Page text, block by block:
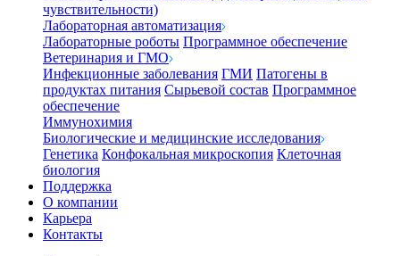
чувствительности)
Лабораторная автоматизация
Лабораторные роботы Программное обеспечение
Ветеринария и ГМО
Инфекционные заболевания ГМИ Патогены в
продуктах питания Сырьевой состав Программное
обеспечение
Иммунохимия
Биологические и медицинские исследования
Генетика Конфокальная микроскопия Клеточная
биология
Поддержка
О компании
Карьера
Контакты